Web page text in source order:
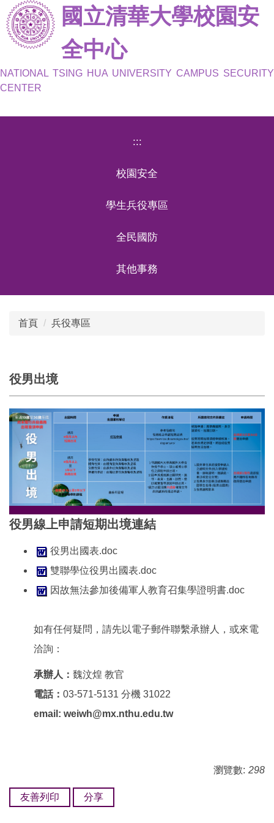
跳
到
主
內
容
國立清華大學校園安
全中心
NATIONAL TSING HUA UNIVERSITY CAMPUS SECURITY
CENTER
:::
校園安全
學生兵役專區
全民國防
其他事務
首頁 兵役專區
役男出境
役男線上申請短期出境連結
役男出國表.doc
雙聯學位役男出國表.doc
因故無法參加後備軍人教育召集學證明書.doc
如有任何疑問，請先以電子郵件聯繫承辦人，或來電
洽詢：
承辦人： 魏汶煌 教官
電話： 03-571-5131 分機 31022
email: weiwh@mx.nthu.edu.tw
瀏覽數: 298
友善列印 分享